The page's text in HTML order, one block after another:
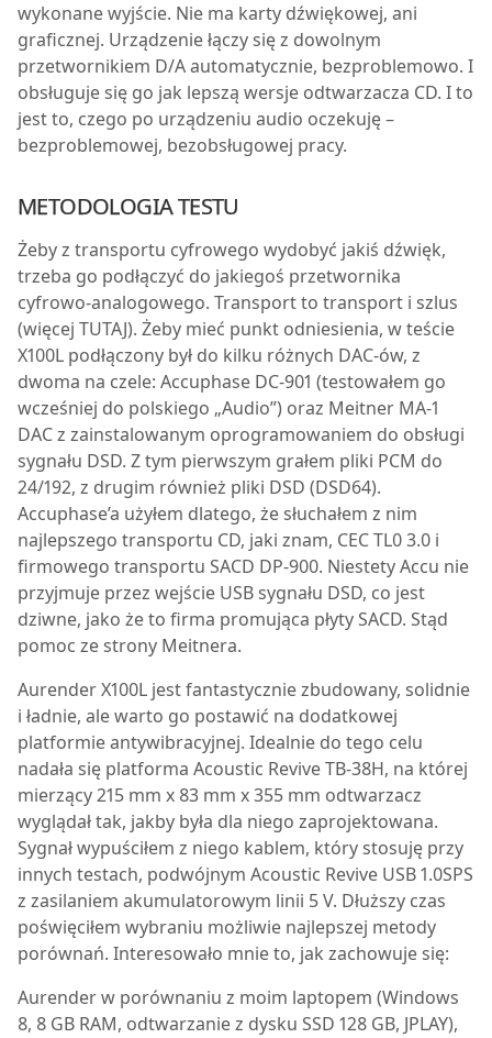
wykonane wyjście. Nie ma karty dźwiękowej, ani
graficznej. Urządzenie łączy się z dowolnym
przetwornikiem D/A automatycznie, bezproblemowo. I
obsługuje się go jak lepszą wersje odtwarzacza CD. I to
jest to, czego po urządzeniu audio oczekuję –
bezproblemowej, bezobsługowej pracy.
METODOLOGIA TESTU
Żeby z transportu cyfrowego wydobyć jakiś dźwięk,
trzeba go podłączyć do jakiegoś przetwornika
cyfrowo-analogowego. Transport to transport i szlus
(więcej TUTAJ). Żeby mieć punkt odniesienia, w teście
X100L podłączony był do kilku różnych DAC-ów, z
dwoma na czele: Accuphase DC-901 (testowałem go
wcześniej do polskiego „Audio”) oraz Meitner MA-1
DAC z zainstalowanym oprogramowaniem do obsługi
sygnału DSD. Z tym pierwszym grałem pliki PCM do
24/192, z drugim również pliki DSD (DSD64).
Accuphase’a użyłem dlatego, że słuchałem z nim
najlepszego transportu CD, jaki znam, CEC TL0 3.0 i
firmowego transportu SACD DP-900. Niestety Accu nie
przyjmuje przez wejście USB sygnału DSD, co jest
dziwne, jako że to firma promująca płyty SACD. Stąd
pomoc ze strony Meitnera.
Aurender X100L jest fantastycznie zbudowany, solidnie
i ładnie, ale warto go postawić na dodatkowej
platformie antywibracyjnej. Idealnie do tego celu
nadała się platforma Acoustic Revive TB-38H, na której
mierzący 215 mm x 83 mm x 355 mm odtwarzacz
wyglądał tak, jakby była dla niego zaprojektowana.
Sygnał wypuściłem z niego kablem, który stosuję przy
innych testach, podwójnym Acoustic Revive USB 1.0SPS
z zasilaniem akumulatorowym linii 5 V. Dłuższy czas
poświęciłem wybraniu możliwie najlepszej metody
porównań. Interesowało mnie to, jak zachowuje się:
Aurender w porównaniu z moim laptopem (Windows
8, 8 GB RAM, odtwarzanie z dysku SSD 128 GB, JPLAY),